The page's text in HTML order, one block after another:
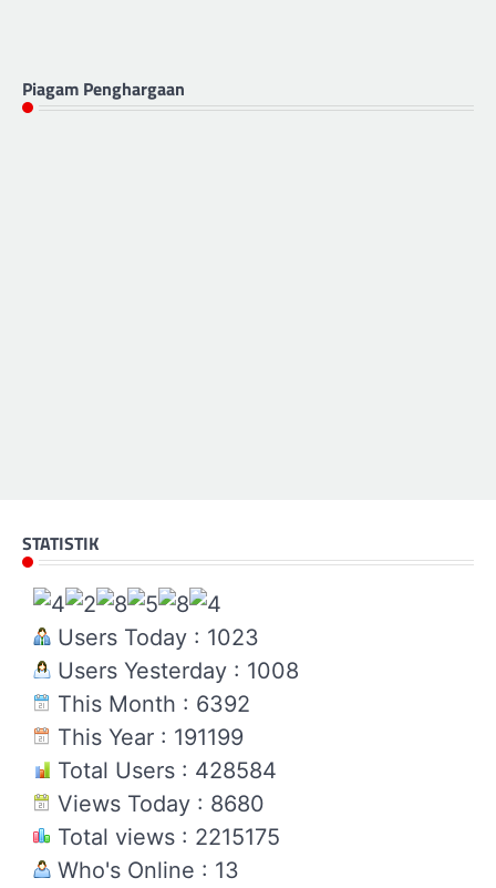
Piagam Penghargaan
STATISTIK
Users Today : 1023
Users Yesterday : 1008
This Month : 6392
This Year : 191199
Total Users : 428584
Views Today : 8680
Total views : 2215175
Who's Online : 13